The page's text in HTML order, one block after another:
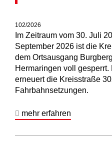
102/2026
Im Zeitraum vom 30. Juli
September 2026 ist die
dem Ortsausgang
Hermaringen voll
erneuert die Kreisstraße
Fahrbahnsetzungen.
mehr erfahren